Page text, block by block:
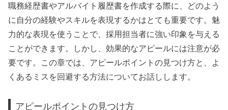
職務経歴書やアルバイト履歴書を作成する際に、どのよう
に自分の経験やスキルを表現するかはとても重要です。魅
力的な表現を使うことで、採用担当者に強い印象を与える
ことができます。しかし、効果的なアピールには注意が必
要です。この章では、アピールポイントの見つけ方と、よ
くあるミスを回避する方法についてお話しします。
アピールポイントの見つけ方